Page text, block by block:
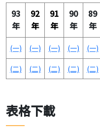
93
年
92
年
91
年
90
年
89
年
(一) (一) (一) (一) (一)
(二) (二) (二) (二) (二)
表格下載